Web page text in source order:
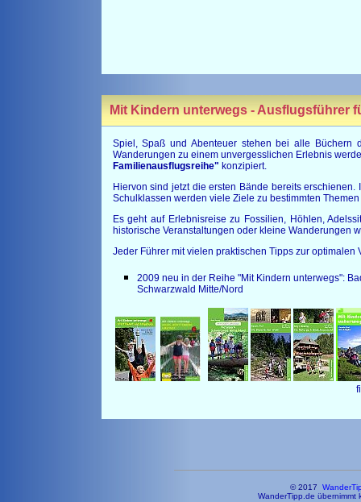
Mit Kindern unterwegs - Ausflugsführer
Spiel, Spaß und Abenteuer stehen bei alle Büchern
Wanderungen zu einem unvergesslichen Erlebnis
Familienausflugsreihe" konzipiert.
Hiervon sind jetzt die ersten Bände bereits
Schulklassen werden viele Ziele zu bestimmten
Es geht auf Erlebnisreise zu Fossilien, Höhlen,
historische Veranstaltungen oder kleine Wanderungen
Jeder Führer mit vielen praktischen Tipps zur optimalen
2009 neu in der Reihe "Mit Kindern unterwegs":
Schwarzwald Mitte/Nord
© 2017
WanderTipp.de übernimmt